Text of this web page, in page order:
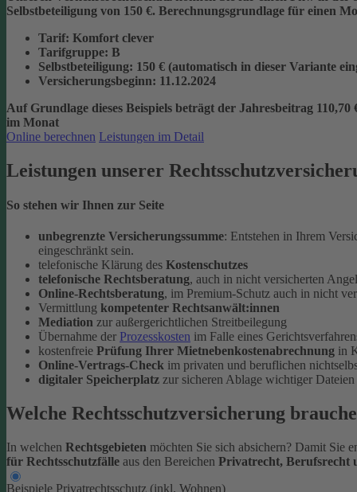
Selbstbeteiligung von 150 €. Berechnungsgrundlage für einen
Tarif: Komfort clever
Tarifgruppe: B
Selbstbeteiligung: 150 € (automatisch in dieser Variante
Versicherungsbeginn: 11.12.2024
Auf Grundlage dieses Beispiels beträgt der Jahresbeitrag 110,70
im Monat
Online berechnen Leistungen im Detail
Leistungen unserer
So stehen wir Ihnen zur Seite
unbegrenzte Versicherungssumme: Entstehen in Ihrem
eingeschränkt sein.
telefonische Klärung des Kostenschutzes
telefonische Rechtsberatung, auch in nicht versicherten
Online-Rechtsberatung, im Premium-Schutz auch in nicht
Vermittlung kompetenter Rechtsanwält:innen
Mediation zur außergerichtlichen Streitbeilegung
Übernahme der Prozesskosten im Falle eines
kostenfreie Prüfung Ihrer Mietnebenkostenabrechnung in
Online-Vertrags-Check im privaten und beruflichen
digitaler Speicherplatz zur sicheren Ablage wichtiger
Welche Rechtsschutzversicherung
In welchen Rechtsgebieten möchten Sie sich absichern? Damit Sie
für Rechtsschutzfälle aus den Bereichen Privatrecht, Berufsrecht
Beispiele Privatrechtsschutz (inkl. Wohnen)